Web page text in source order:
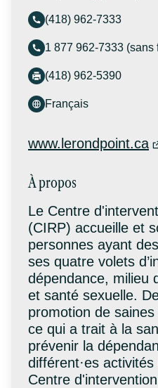
(418) 962-7333
1 877 962-7333 (sans
(418) 962-5390
Français
www.lerondpoint.ca
À propos
Le Centre
(CIRP) accueille et
personnes ayant
ses quatre volets
dépendance, milieu
et santé sexuelle.
promotion de
ce qui a trait à la
prévenir la
différent·es
Centre